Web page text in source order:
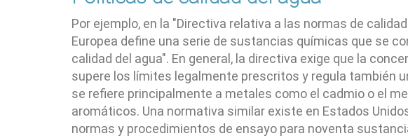
Por ejemplo, en la "Directiva relativa a las normas de
Europea define una serie de sustancias químicas que se
calidad del agua". En general, la directiva exige que la
supere los límites legalmente prescritos y regula también
se refiere principalmente a metales como el cadmio o el
aromáticos. Una normativa similar existe en Estados
normas y procedimientos de ensayo para noventa